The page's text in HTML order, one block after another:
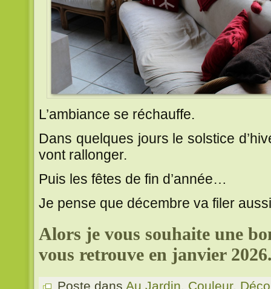
L’ambiance se réchauffe.
Dans quelques jours le solstice
vont rallonger.
Puis les fêtes de fin d’année…
Je pense que décembre va filer
Alors je vous souhaite une
vous retrouve en janvier
Poste dans Au Jardin, Couleur, Déco